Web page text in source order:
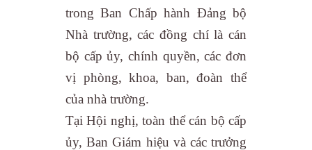
trong Ban Chấp hành Đảng bộ
Nhà trường, các đồng chí là cán
bộ cấp ủy, chính quyền, các đơn
vị phòng, khoa, ban, đoàn thể
của nhà trường.
Tại Hội nghị, toàn thể cán bộ cấp
ủy, Ban Giám hiệu và các trưởng